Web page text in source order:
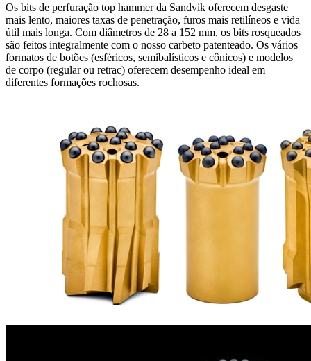
Os bits de perfuração top hammer da Sandvik oferecem desgaste
mais lento, maiores taxas de penetração, furos mais retilíneos e vida
útil mais longa. Com diâmetros de 28 a 152 mm, os bits rosqueados
são feitos integralmente com o nosso carbeto patenteado. Os vários
formatos de botões (esféricos, semibalísticos e cônicos) e modelos
de corpo (regular ou retrac) oferecem desempenho ideal em
diferentes formações rochosas.